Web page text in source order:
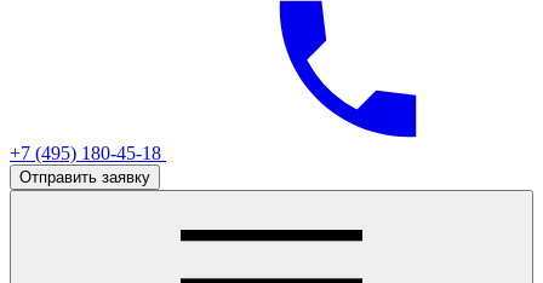
+7 (495) 180-45-18
Отправить заявку